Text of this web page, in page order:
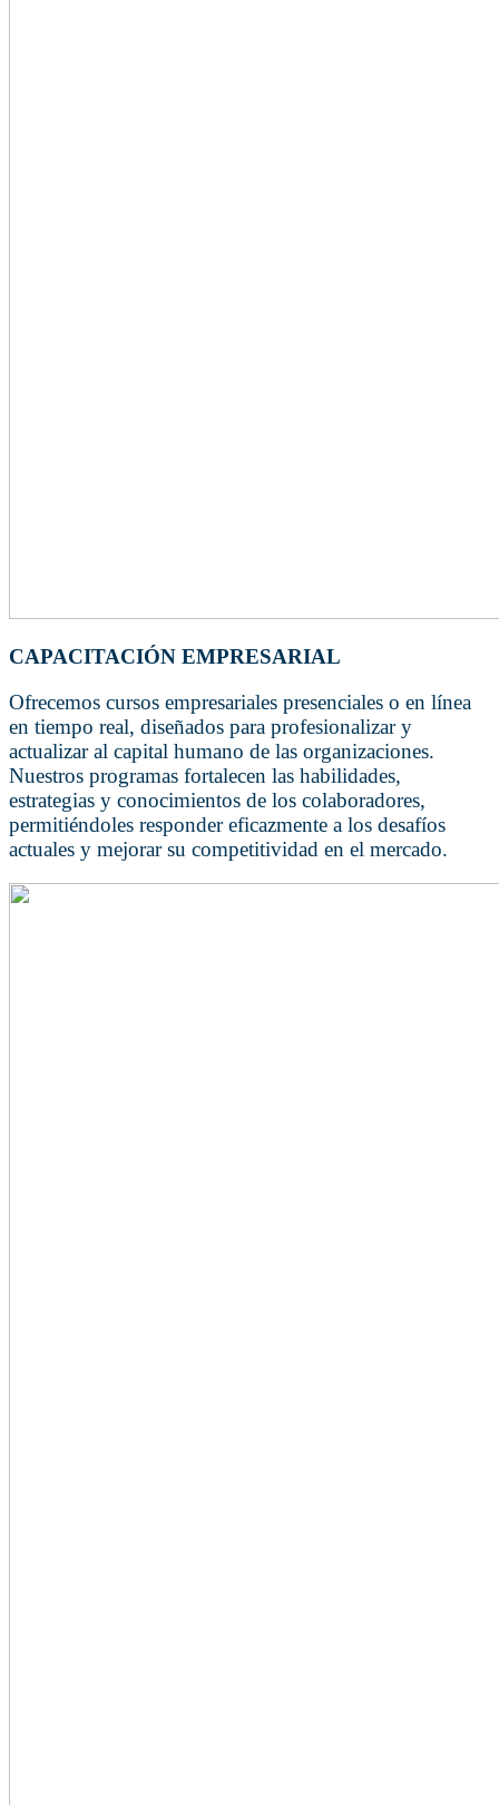
CAPACITACIÓN EMPRESARIAL
Ofrecemos cursos empresariales presenciales o en línea
en tiempo real, diseñados para profesionalizar y
actualizar al capital humano de las organizaciones.
Nuestros programas fortalecen las habilidades,
estrategias y conocimientos de los colaboradores,
permitiéndoles responder eficazmente a los desafíos
actuales y mejorar su competitividad en el mercado.